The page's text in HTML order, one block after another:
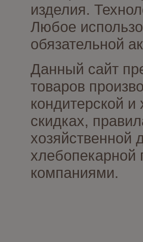
изделия.
Любое
обязательной
Данный сайт
товаров
кондитерской
скидках,
хозяйственной
компаниями.